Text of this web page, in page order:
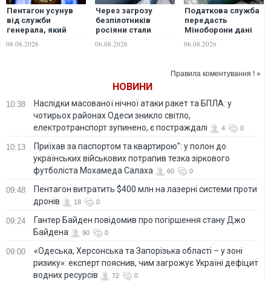
Пентагон усунув
від служби
генерала, який
координував
допомогу Україні
08.08.2026
Через загрозу
безпілотників
росіяни стали
рідше літати між
Москвою та
06.08.2026
Податкова служба
передасть
Міноборони дані
про чоловіків 18–60
років: що вирішив
06.08.2026
Правила коментування ! »
НОВИНИ
10:38
Наслідки масованої нічної атаки ракет та БПЛА: у
чотирьох районах Одеси зникло світло,
електротранспорт зупинено, є постраждалі
4 0
10:13
Приїхав за паспортом та квартирою": у полон до
українських військових потрапив тезка зіркового
футболіста Мохамеда Салаха
60 0
09:48
Пентагон витратить $400 млн на лазерні системи проти
дронів
18 0
09:24
Гантер Байден повідомив про погіршення стану Джо
Байдена
90 0
09:00
«Одеська, Херсонська та Запорізька області – у зоні
ризику»: експерт пояснив, чим загрожує Україні дефіцит
водних ресурсів
72 0